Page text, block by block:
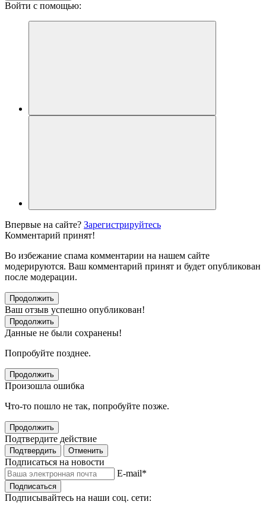
Войти с помощью:
Впервые на сайте? Зарегистрируйтесь
Комментарий принят!
Во избежание спама комментарии на нашем сайте
модерируются. Ваш комментарий принят и будет опубликован
после модерации.
Продолжить
Ваш отзыв успешно опубликован!
Продолжить
Данные не были сохранены!
Попробуйте позднее.
Продолжить
Произошла ошибка
Что-то пошло не так, попробуйте позже.
Продолжить
Подтвердите действие
Подтвердить Отменить
Подписаться на новости
E-mail*
Подписаться
Подписывайтесь на наши соц. сети: